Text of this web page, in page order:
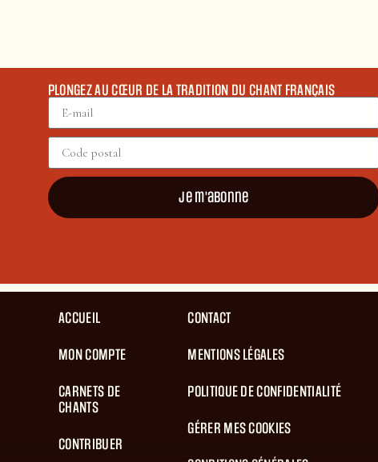
PLONGEZ AU CŒUR DE LA TRADITION DU CHANT FRANÇAIS
Je m'abonne
ACCUEIL
MON COMPTE
CARNETS DE
CHANTS
CONTRIBUER
CONTACT
MENTIONS LÉGALES
POLITIQUE DE CONFIDENTIALITÉ
GÉRER MES COOKIES